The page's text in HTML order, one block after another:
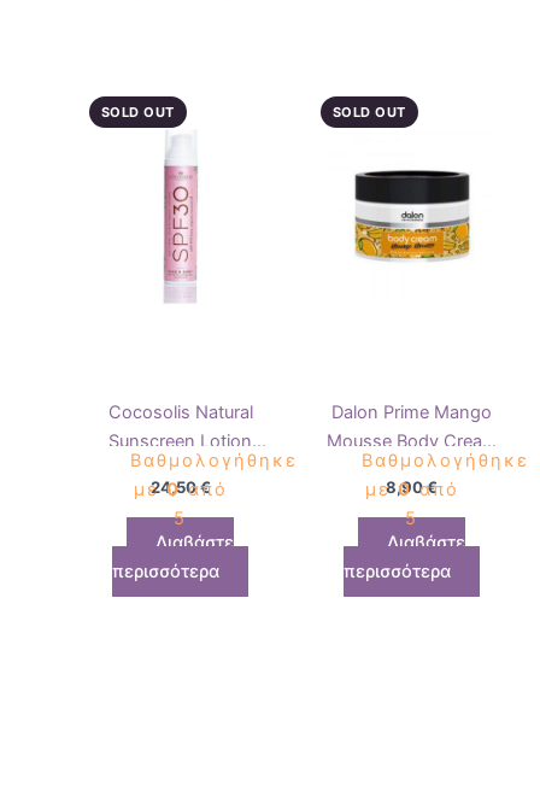
SOLD OUT
Cocosolis Natural
Sunscreen Lotion
SPF30 100ml
Βαθμολογήθηκε
με0από
5
24,50€
Διαβάστε
περισσότερα
SOLD OUT
Dalon Prime Mango
Mousse Body Cream
500ml
Βαθμολογήθηκε
με0από
5
8,90€
Διαβάστε
περισσότερα